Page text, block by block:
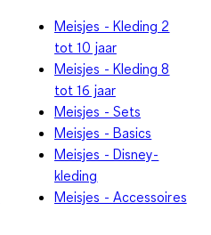
Meisjes - Kleding 2
tot 10 jaar
Meisjes - Kleding 8
tot 16 jaar
Meisjes - Sets
Meisjes - Basics
Meisjes - Disney-
kleding
Meisjes - Accessoires